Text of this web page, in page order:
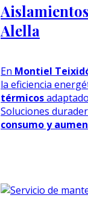
Alella
En Montiel
la eficiencia
térmicos
Soluciones
consumo y